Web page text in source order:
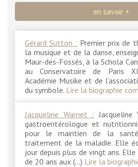
en savoir +
Gérard Sutton : Premier prix de
la musique et de la danse,
Maur-des-Fossés, à la Schola
au Conservatoire de Paris
Académie Musike et de
du symbole. Lire la biographie
Jacqueline Warnet : Jacqueline
gastroentérologue et
pour le maintien de la
traitement de la maladie. Elle
jour depuis plus de vingt ans.
de 20 ans aux (…) Lire la